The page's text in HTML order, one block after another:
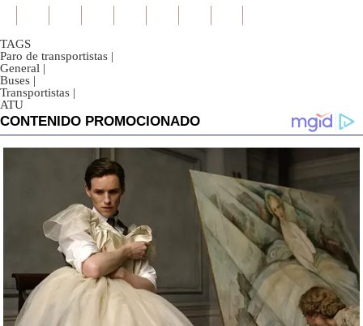
TAGS
Paro de transportistas |
General |
Buses |
Transportistas |
ATU